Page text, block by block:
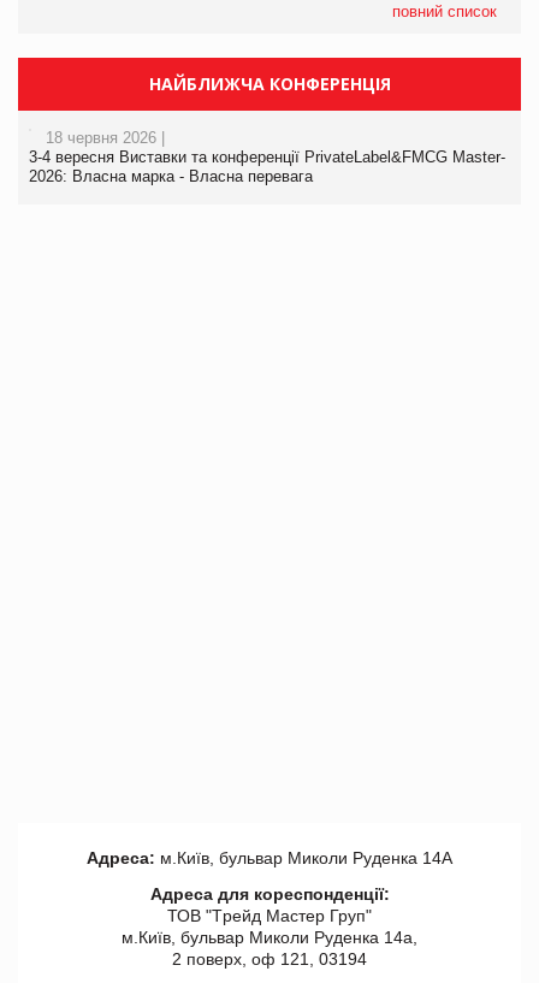
повний список
НАЙБЛИЖЧА КОНФЕРЕНЦІЯ
18 червня 2026 |
3-4 вересня Виставки та конференції PrivateLabel&FMCG Master-
2026: Власна марка - Власна перевага
Адреса: м.Київ, бульвар Миколи Руденка 14А
Адреса для кореспонденції:
ТОВ "Tрейд Мастер Груп"
м.Київ, бульвар Миколи Руденка 14а,
2 поверх, оф 121, 03194